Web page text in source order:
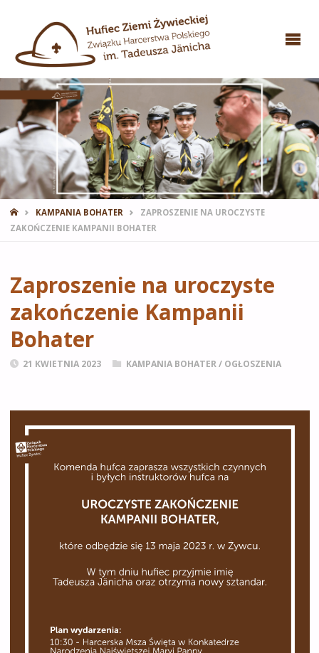
STRONA
GŁÓWNA
KAMPANIA BOHATER
ZAPROSZENIE NA UROCZYSTE
ZAKOŃCZENIE KAMPANII BOHATER
Zaproszenie na uroczyste
zakończenie Kampanii
Bohater
21 KWIETNIA 2023 KAMPANIA BOHATER/ OGŁOSZENIA